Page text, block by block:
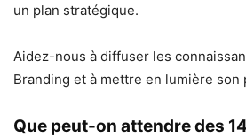
un plan stratégique.
Aidez-nous à diffuser les
Branding et à mettre en lumière son
Que peut-on attendre des